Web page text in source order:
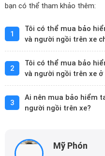
bạn có thể tham khảo thêm:
1
Tôi có thể mua bảo
và người ngồi trên xe
2
Tôi có thể mua bảo
và người ngồi trên xe ở
3
Ai nên mua bảo hiểm
người ngồi trên xe?
Mỹ Phón